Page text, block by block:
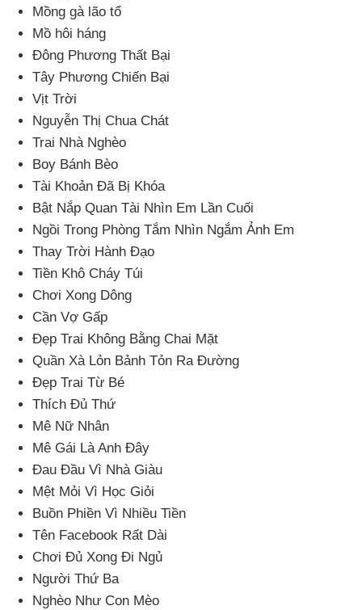
Mồng gà lão tổ
Mồ hôi háng
Đông Phương Thất Bại
Tây Phương Chiến Bại
Vịt Trời
Nguyễn Thị Chua Chát
Trai Nhà Nghèo
Boy Bánh Bèo
Tài Khoản Đã Bị Khóa
Bật Nắp Quan Tài Nhìn Em Lần Cuối
Ngồi Trong Phòng Tắm Nhìn Ngắm Ảnh Em
Thay Trời Hành Đạo
Tiền Khô Cháy Túi
Chơi Xong Dông
Cần Vợ Gấp
Đẹp Trai Không Bằng Chai Mặt
Quần Xà Lỏn Bảnh Tỏn Ra Đường
Đẹp Trai Từ Bé
Thích Đủ Thứ
Mê Nữ Nhân
Mê Gái Là Anh Đây
Đau Đầu Vì Nhà Giàu
Mệt Mỏi Vì Học Giỏi
Buồn Phiền Vì Nhiều Tiền
Tên Facebook Rất Dài
Chơi Đủ Xong Đi Ngủ
Người Thứ Ba
Nghèo Như Con Mèo